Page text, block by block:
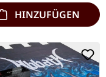
HINZUFÜGEN